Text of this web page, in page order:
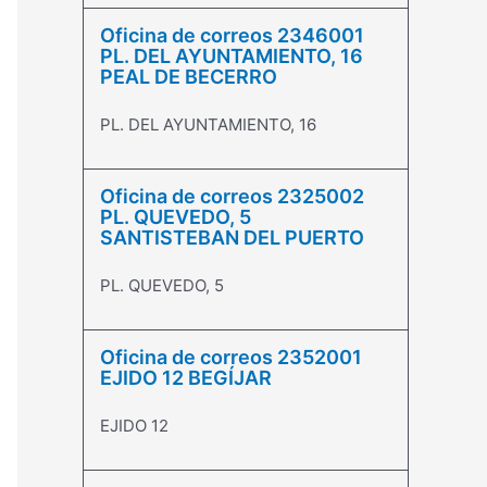
Oficina de correos 2346001
PL. DEL AYUNTAMIENTO, 16
PEAL DE BECERRO
PL. DEL AYUNTAMIENTO, 16
Oficina de correos 2325002
PL. QUEVEDO, 5
SANTISTEBAN DEL PUERTO
PL. QUEVEDO, 5
Oficina de correos 2352001
EJIDO 12 BEGÍJAR
EJIDO 12